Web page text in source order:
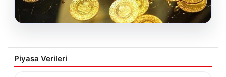
07.08.2026
Altın fiyatları canlı 7 Nisan 2026: Altın
fiyatları bugün ne kadar oldu?
Piyasa Verileri